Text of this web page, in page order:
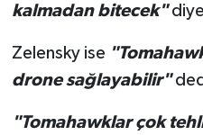
kalmadan bitecek"
Zelensky ise
drone sağlayabilir"
"Tomahawklar çok